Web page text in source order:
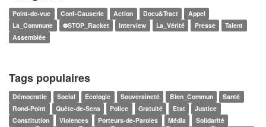
Point-de-vue Conf-Causerie Action Docu&Tract
Appel
La_Commune
⛔STOP_Racket Interview La_Vérité Presse
Talent
Assemblée
Tags populaires
Démocratie Social Ecologie Souveraineté Bien_Commun
Santé
Rond-Point
Quête-de-Sens Police Gratuité Etat
Justice
Constitution
Violences Porteurs-de-Paroles Média
Solidarité